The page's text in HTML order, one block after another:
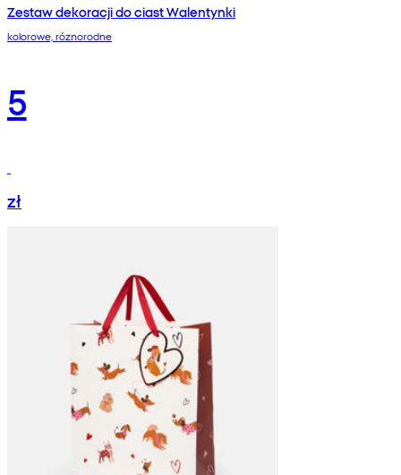
Zestaw dekoracji do ciast Walentynki
kolorowe, róznorodne
5
zł